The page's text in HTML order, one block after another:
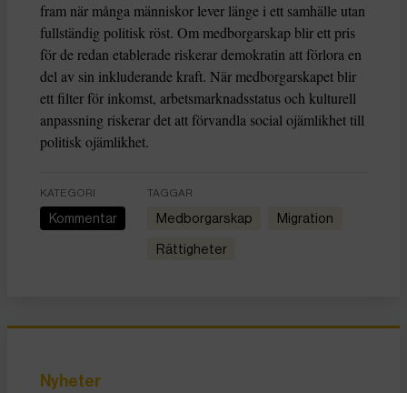
fram när många människor lever länge i ett samhälle utan
fullständig politisk röst. Om medborgarskap blir ett pris
för de redan etablerade riskerar demokratin att förlora en
del av sin inkluderande kraft. När medborgarskapet blir
ett filter för inkomst, arbetsmarknadsstatus och kulturell
anpassning riskerar det att förvandla social ojämlikhet till
politisk ojämlikhet.
KATEGORI
Kommentar
TAGGAR
medborgarskap migration
rättigheter
Nyheter